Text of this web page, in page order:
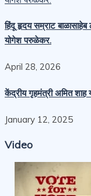
हिंदू हृदय सम्राट बाळासाहेब
योगेश परुळेकर.
April 28, 2026
केंद्रीय गृहमंत्री अमित शाह
January 12, 2025
Video